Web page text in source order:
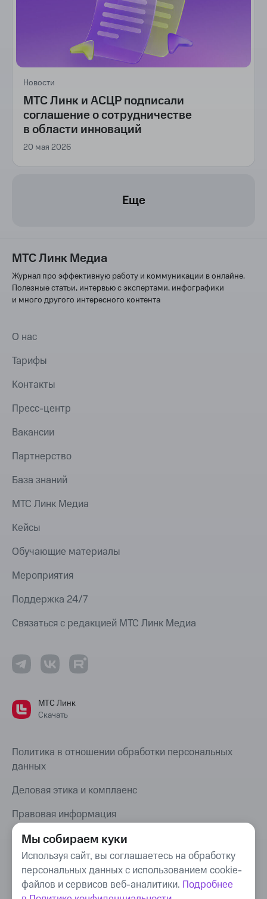
Мы собираем куки
Используя сайт, вы соглашаетесь на обработку
персональных данных с использованием cookie-
файлов и сервисов веб-аналитики. Подробнее
Новости
МТС Линк и АСЦР подписали
соглашение о сотрудничестве
в области инноваций
20 мая 2026
Еще
МТС Линк Медиа
Журнал про эффективную работу и коммуникации в онлайне.
Полезные статьи, интервью с экспертами, инфографики
и много другого интересного контента
О нас
Тарифы
Контакты
Пресс-центр
Вакансии
Партнерство
База знаний
МТС Линк Медиа
Кейсы
Обучающие материалы
Мероприятия
Поддержка 24/7
Связаться с редакцией МТС Линк Медиа
МТС Линк
Скачать
Политика в отношении обработки персональных
данных
Деловая этика и комплаенс
Правовая информация
Карта сайта
Bug Bounty